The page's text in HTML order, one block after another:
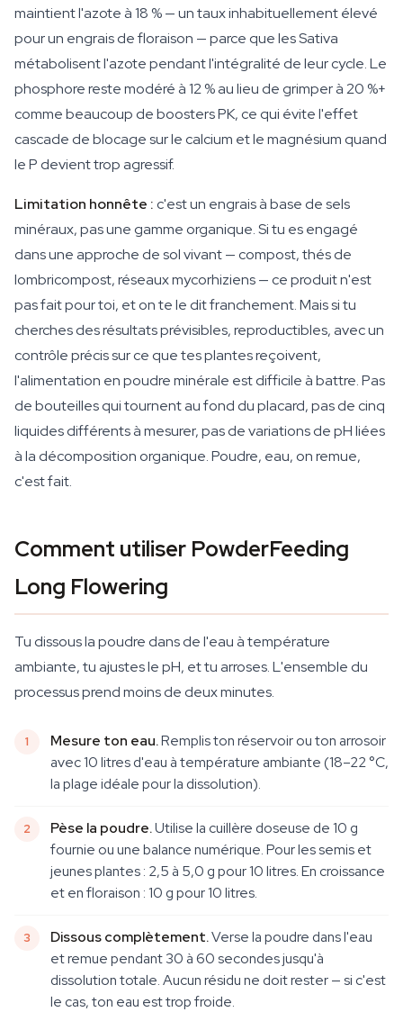
maintient l'azote à 18 % — un taux inhabituellement élevé
pour un engrais de floraison — parce que les Sativa
métabolisent l'azote pendant l'intégralité de leur cycle. Le
phosphore reste modéré à 12 % au lieu de grimper à 20 %+
comme beaucoup de boosters PK, ce qui évite l'effet
cascade de blocage sur le calcium et le magnésium quand
le P devient trop agressif.
Limitation honnête : c'est un engrais à base de sels
minéraux, pas une gamme organique. Si tu es engagé
dans une approche de sol vivant — compost, thés de
lombricompost, réseaux mycorhiziens — ce produit n'est
pas fait pour toi, et on te le dit franchement. Mais si tu
cherches des résultats prévisibles, reproductibles, avec un
contrôle précis sur ce que tes plantes reçoivent,
l'alimentation en poudre minérale est difficile à battre. Pas
de bouteilles qui tournent au fond du placard, pas de cinq
liquides différents à mesurer, pas de variations de pH liées
à la décomposition organique. Poudre, eau, on remue,
c'est fait.
Comment utiliser PowderFeeding
Long Flowering
Tu dissous la poudre dans de l'eau à température
ambiante, tu ajustes le pH, et tu arroses. L'ensemble du
processus prend moins de deux minutes.
Mesure ton eau.Remplis ton réservoir ou ton arrosoir
avec 10 litres d'eau à température ambiante (18–22 °C,
la plage idéale pour la dissolution).
Pèse la poudre.Utilise la cuillère doseuse de 10 g
fournie ou une balance numérique. Pour les semis et
jeunes plantes : 2,5 à 5,0 g pour 10 litres. En croissance
et en floraison : 10 g pour 10 litres.
Dissous complètement.Verse la poudre dans l'eau
et remue pendant 30 à 60 secondes jusqu'à
dissolution totale. Aucun résidu ne doit rester — si c'est
le cas, ton eau est trop froide.